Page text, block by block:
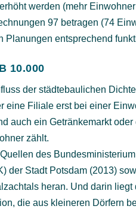
werden (mehr
97 betragen (74
Planungen entsprechend
10.000
der städtebaulichen
eine Filiale erst bei einer
auch ein Getränkemarkt
zählt.
des
der Stadt Potsdam (2013)
heran. Und darin
die aus kleineren Dörfern